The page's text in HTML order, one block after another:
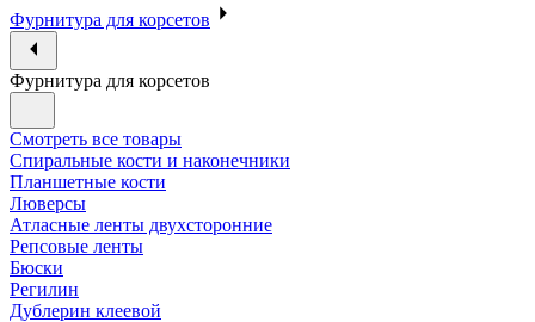
Фурнитура для корсетов
Фурнитура для корсетов
Смотреть все товары
Спиральные кости и наконечники
Планшетные кости
Люверсы
Атласные ленты двухсторонние
Репсовые ленты
Бюски
Регилин
Дублерин клеевой